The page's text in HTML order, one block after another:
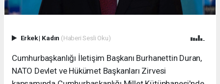
Erkek| Kadın (Haberi Sesli Oku)
Cumhurbaşkanlığı İletişim Başkanı Burhanettin Duran,
NATO Devlet ve Hükümet Başkanları Zirvesi